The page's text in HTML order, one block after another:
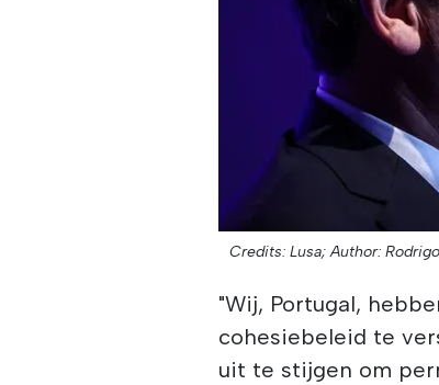
Credits: Lusa; Author:
"Wij, Portugal,
cohesiebeleid te
uit te stijgen om